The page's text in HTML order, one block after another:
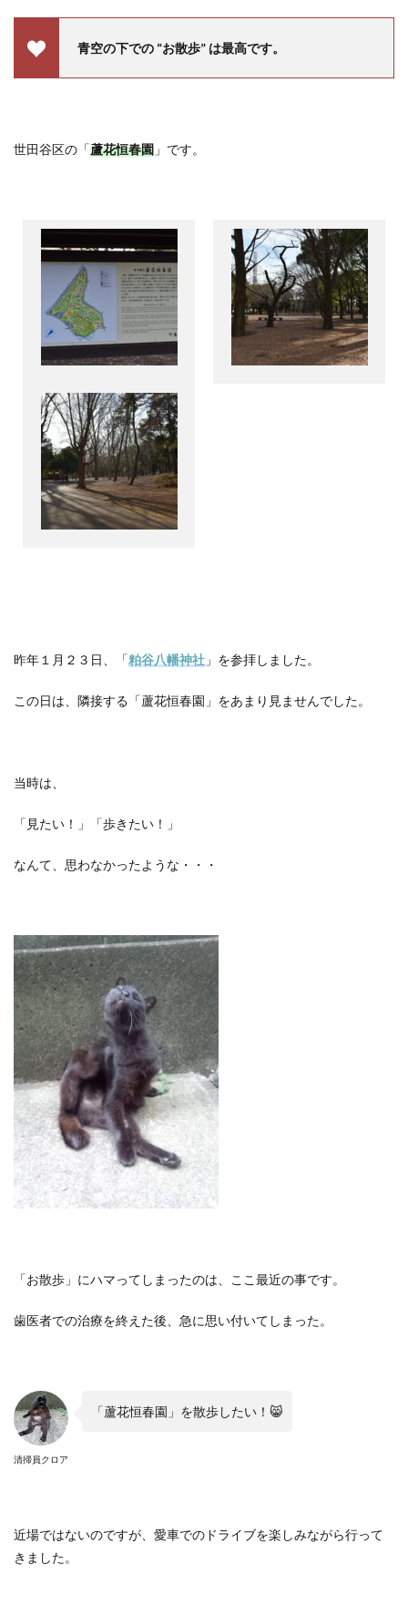
青空の下での “お散歩” は最高です。
世田谷区の「蘆花恒春園 」です。
昨年１月２３日、「粕谷八幡神社 」を参拝しました。
この日は、隣接する「蘆花恒春園」をあまり見ませんでした。
当時は、
「見たい！」「歩きたい！」
なんて、思わなかったような・・・
「お散歩」にハマってしまったのは、ここ最近の事です。
歯医者での治療を終えた後、急に思い付いてしまった。
清掃員クロア
「蘆花恒春園」を散歩したい！ 😸
近場ではないのですが、愛車でのドライブを楽しみながら行って
きました。